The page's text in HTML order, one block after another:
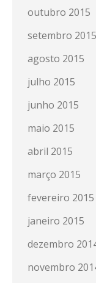
outubro 2015
setembro 2015
agosto 2015
julho 2015
junho 2015
maio 2015
abril 2015
março 2015
fevereiro 2015
janeiro 2015
dezembro
novembro